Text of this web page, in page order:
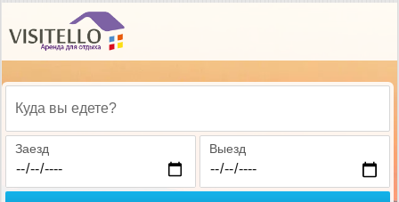
Куда вы едете?
Заезд Выезд